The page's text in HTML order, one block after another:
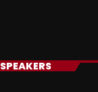
SPEAKERS